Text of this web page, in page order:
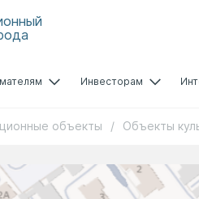
Инвесторам
объекты / Объекты